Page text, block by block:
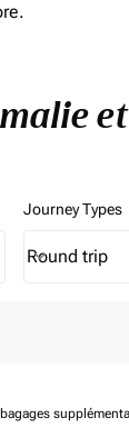
Journey Types
Journey
Round trip
keyboard_arrow_down